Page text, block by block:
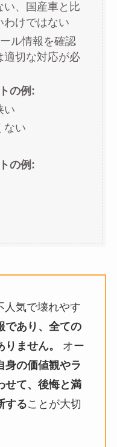
い、国産車と比
わけではない
ル情報を確認
適切な対応が必
の例:
い
ない
の例:
人気で壊れやす
であり、全ての
ません。
オー
身の価値観やラ
せて、後悔と満
することが大切